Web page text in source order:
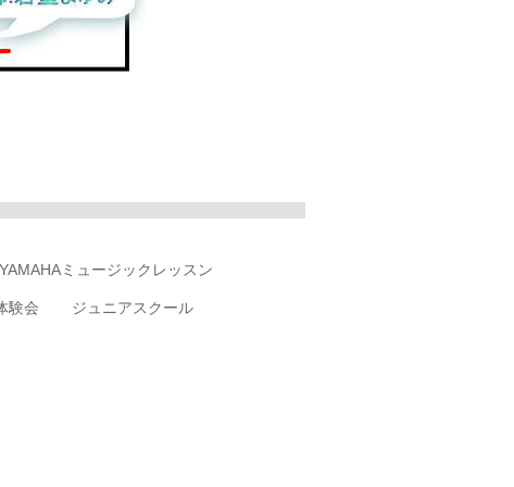
YAMAHAミュージックレッスン
験会 ジュニアスクール